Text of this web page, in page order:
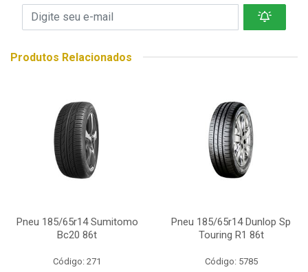
Produtos Relacionados
Pneu 185/65r14 Sumitomo
Bc20 86t
Código: 271
Pneu 185/65r14 Dunlop Sp
Touring R1 86t
Código: 5785